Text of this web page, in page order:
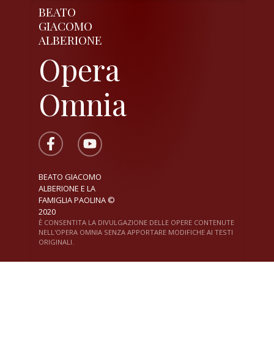
BEATO
GIACOMO
ALBERIONE
Opera
Omnia
BEATO GIACOMO
ALBERIONE E LA
FAMIGLIA PAOLINA ©
2020
È CONSENTITA LA DIVULGAZIONE DELLE OPERE CONTENUTE
NELL'OPERA OMNIA SENZA APPORTARE MODIFICHE AI TESTI
ORIGINALI.